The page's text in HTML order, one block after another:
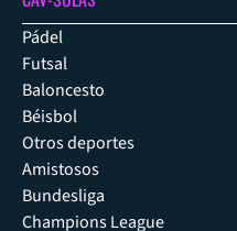
Pádel
Futsal
Baloncesto
Béisbol
Otros deportes
Amistosos
Bundesliga
Champions League